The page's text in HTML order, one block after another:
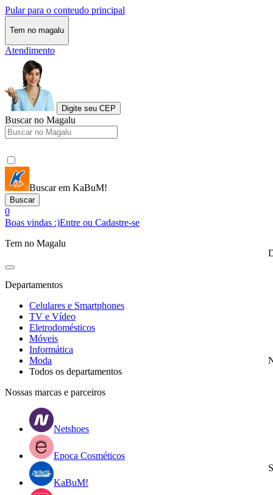
Pular para o conteudo principal
Tem no magalu
Atendimento
Digite seu CEP
Buscar no Magalu
Buscar em KaBuM!
Buscar
0
Boas vindas :)Entre ou Cadastre-se
Tem no Magalu
Departamentos
Celulares e Smartphones
TV e Vídeo
Eletrodomésticos
Móveis
Informática
Moda
Todos os departamentos
Nossas marcas e parceiros
Netshoes
Epoca Cosméticos
KaBuM!